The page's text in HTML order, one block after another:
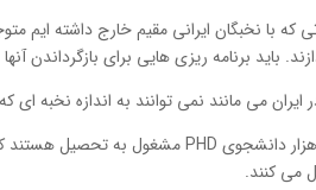
که با نخبگان ایرانی مقیم خارج داشته ایم
باید برنامه ریزی هایی برای بازگرداندن
ایران می مانند نمی توانند به اندازه نخبه
PHD
می کنند.